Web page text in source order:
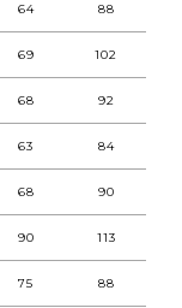
64 88
69 102
68 92
63 84
68 90
90 113
75 88